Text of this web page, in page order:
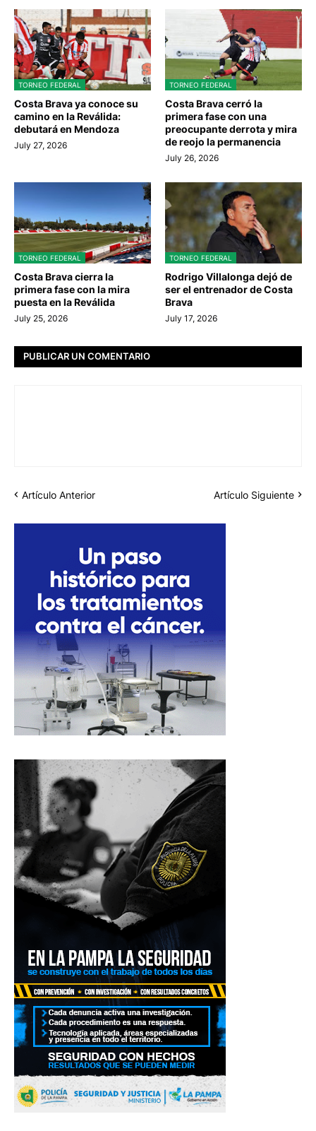
TORNEO FEDERAL
Costa Brava ya conoce su
camino en la Reválida:
debutará en Mendoza
July 27, 2026
TORNEO FEDERAL
Costa Brava cerró la
primera fase con una
preocupante derrota y mira
de reojo la permanencia
July 26, 2026
TORNEO FEDERAL
Costa Brava cierra la
primera fase con la mira
puesta en la Reválida
July 25, 2026
TORNEO FEDERAL
Rodrigo Villalonga dejó de
ser el entrenador de Costa
Brava
July 17, 2026
PUBLICAR UN COMENTARIO
Artículo Anterior Artículo Siguiente